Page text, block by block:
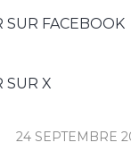
SUR FACEBOOK
SUR X
24 SEPTEMBRE